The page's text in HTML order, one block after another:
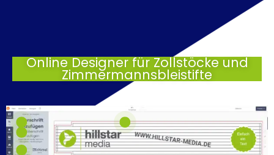
Online Designer für Zollstöcke und
Zimmermannsbleistifte